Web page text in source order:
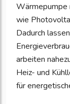
Wärmepumpe
wie
Dadurch
arbeiten
Heiz- und
für